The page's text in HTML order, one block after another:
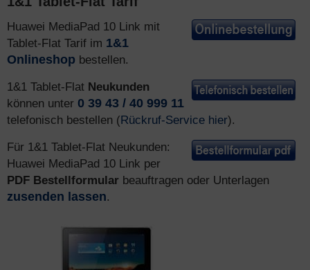
Huawei MediaPad 10 Link mit
Tablet-Flat Tarif im 1&1
Onlineshop bestellen.
1&1 Tablet-Flat Neukunden
können unter 0 39 43 / 40 999 11
telefonisch bestellen (Rückruf-Service hier).
Für 1&1 Tablet-Flat Neukunden:
Huawei MediaPad 10 Link per
PDF Bestellformular beauftragen oder Unterlagen
zusenden lassen.